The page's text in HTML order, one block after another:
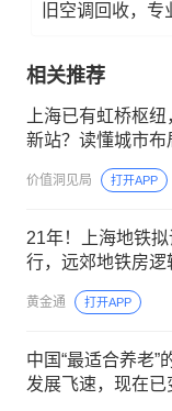
旧空调回收，
相关推荐
上海已有虹桥枢
新站？读懂城市布
价值洞见局 打开APP
21年！上海地铁
行，远郊地铁房逻
黄金通 打开APP
中国“最适合养老”
发展飞速，现在已